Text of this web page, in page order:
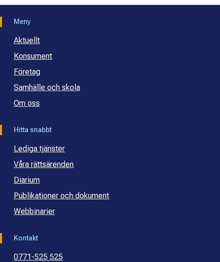
Meny
Aktuellt
Konsument
Företag
Samhälle och skola
Om oss
Hitta snabbt
Lediga tjänster
Våra rättsärenden
Diarium
Publikationer och dokument
Webbinarier
Kontakt
0771-525 525